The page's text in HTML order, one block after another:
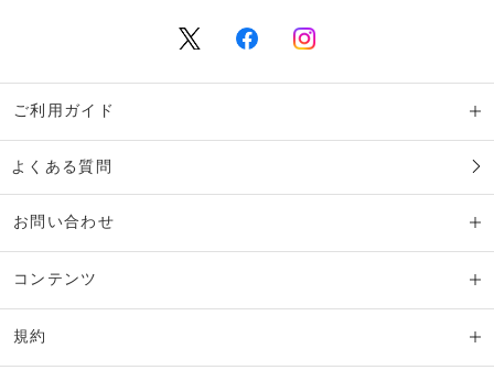
ご利用ガイド
よくある質問
お問い合わせ
コンテンツ
規約